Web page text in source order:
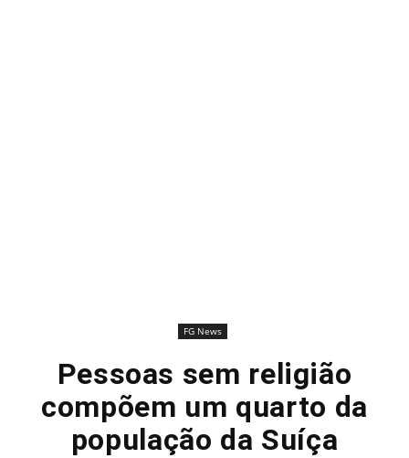
FG News
Pessoas sem religião
compõem um quarto da
população da Suíça